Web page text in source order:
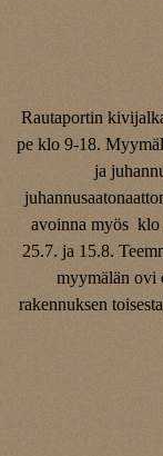
Rautaportin
pe klo 9-18.
ja
avoinna myös klo
25.7. ja 15.8.
myymälän ovi
rakennuksen